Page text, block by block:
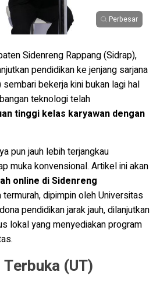
Perbesar
Sidenreng Rappang (Sidrap),
pendidikan ke jenjang sarjana
bekerja kini bukan lagi hal
teknologi telah
tinggi kelas karyawan dengan
pun jauh lebih terjangkau
muka konvensional. Artikel ini akan
online di Sidenreng
termurah, dipimpin oleh Universitas
pendidikan jarak jauh, dilanjutkan
lokal yang menyediakan program
(UT)